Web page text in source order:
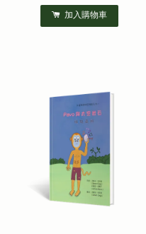
加入購物車